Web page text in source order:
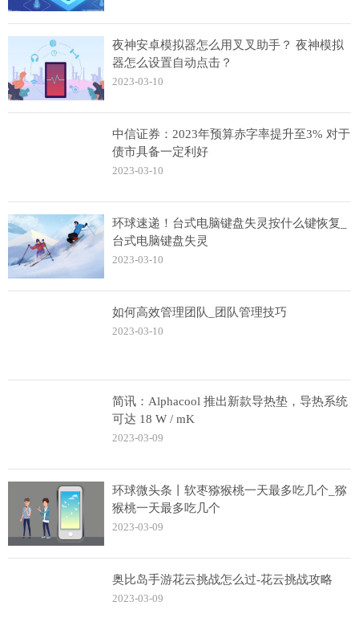
夜神安卓模拟器怎么用叉叉助手？ 夜神模拟
器怎么设置自动点击？
2023-03-10
中信证券：2023年预算赤字率提升至3% 对于
债市具备一定利好
2023-03-10
环球速递！台式电脑键盘失灵按什么键恢复_
台式电脑键盘失灵
2023-03-10
如何高效管理团队_团队管理技巧
2023-03-10
简讯：Alphacool 推出新款导热垫，导热系统
可达 18 W / mK
2023-03-09
环球微头条丨软枣猕猴桃一天最多吃几个_猕
猴桃一天最多吃几个
2023-03-09
奥比岛手游花云挑战怎么过-花云挑战攻略
2023-03-09